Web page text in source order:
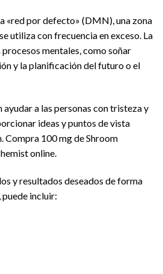
«red por defecto» (DMN), una zona
utiliza con frecuencia en exceso. La
mentales, como soñar
y la planificación del futuro o el
ayudar a las personas con tristeza y
ideas y puntos de vista
Compra 100 mg de Shroom
online.
y resultados deseados de forma
puede incluir: